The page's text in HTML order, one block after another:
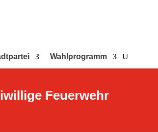
Wahlprogramm
Feuerwehr